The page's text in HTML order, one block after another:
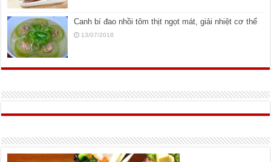
Canh bí đao nhồi tôm thịt ngọt mát, giải nhiệt cơ thể
13/07/2018